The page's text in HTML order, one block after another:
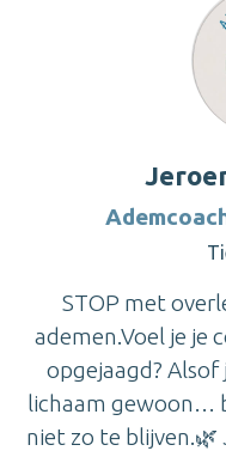
STOP met
ademen.Voel je je
opgejaagd?
lichaam gewoon…
niet zo te